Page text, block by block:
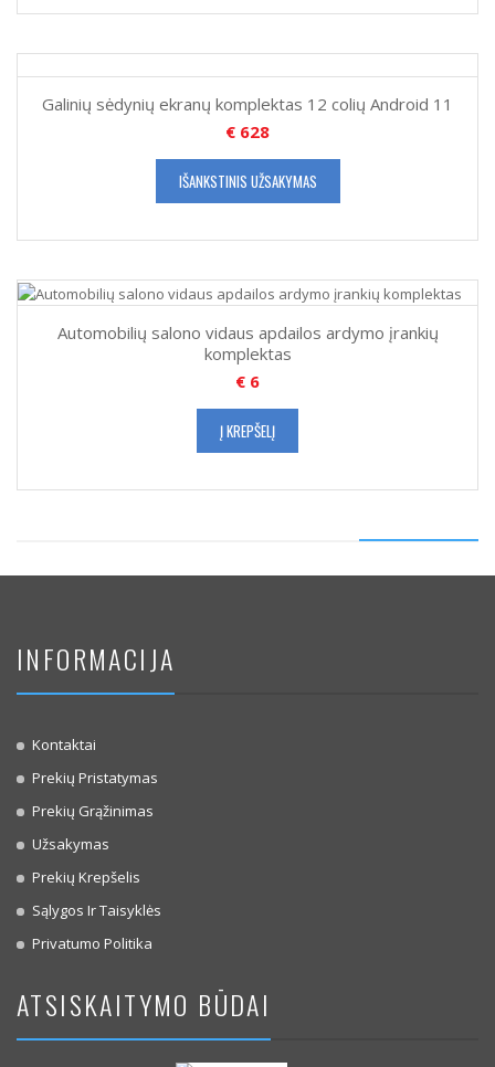
Galinių sėdynių ekranų komplektas 12 colių Android 11
€ 628
IŠANKSTINIS UŽSAKYMAS
Automobilių salono vidaus apdailos ardymo įrankių
komplektas
€ 6
Į KREPŠELĮ
INFORMACIJA
Kontaktai
Prekių Pristatymas
Prekių Grąžinimas
Užsakymas
Prekių Krepšelis
Sąlygos Ir Taisyklės
Privatumo Politika
ATSISKAITYMO BŪDAI